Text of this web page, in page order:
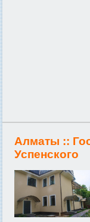
Алматы ::
Успенского